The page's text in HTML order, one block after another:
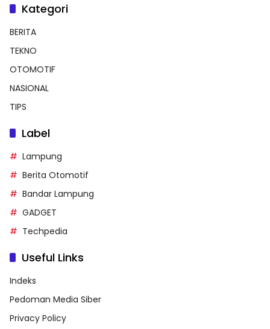
Kategori
BERITA
TEKNO
OTOMOTIF
NASIONAL
TIPS
Label
Lampung
Berita Otomotif
Bandar Lampung
GADGET
Techpedia
Useful Links
Indeks
Pedoman Media Siber
Privacy Policy